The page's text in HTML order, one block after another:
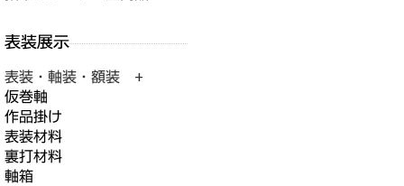
表装・軸装・額装 +
仮巻軸
作品掛け
表装材料
裏打材料
軸箱